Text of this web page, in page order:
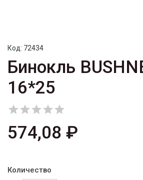
Код: 72434
Бинокль
16*25

574,08 ₽
Количество